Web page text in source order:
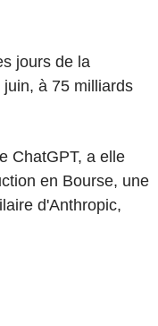
jours de la
à 75 milliards
ChatGPT, a elle
en Bourse, une
d'Anthropic,